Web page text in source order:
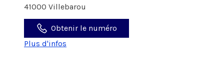
41000 Villebarou
Obtenir le numéro
Plus d'infos